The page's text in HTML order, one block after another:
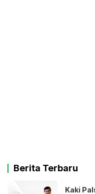
Berita Terbaru
Kaki